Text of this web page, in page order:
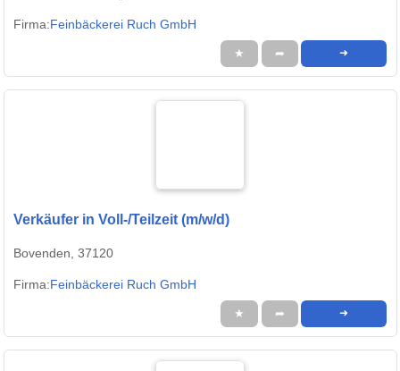
Firma:Feinbäckerei Ruch GmbH
★ ➦ ➜
Verkäufer in Voll-/Teilzeit (m/w/d)
Bovenden, 37120
Firma:Feinbäckerei Ruch GmbH
★ ➦ ➜